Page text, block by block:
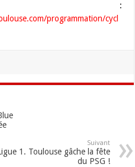
:
programmation/cycl
Suivant
1. Toulouse gâche la fête
du PSG !